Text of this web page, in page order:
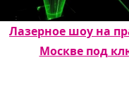
Лазерное шоу на
Москве под